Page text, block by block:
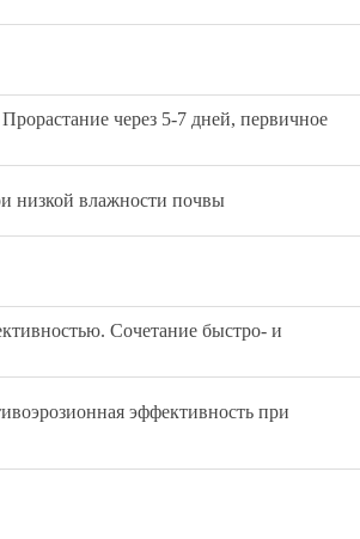
через 5-7 дней, первичное
низкой влажности почвы
Сочетание быстро- и
эффективность при